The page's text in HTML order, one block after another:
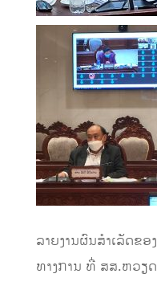
ລາຍງານຜົນສຳເລັດຂອ
ທາງການ ທີ່ ສສ.ຫວຽ